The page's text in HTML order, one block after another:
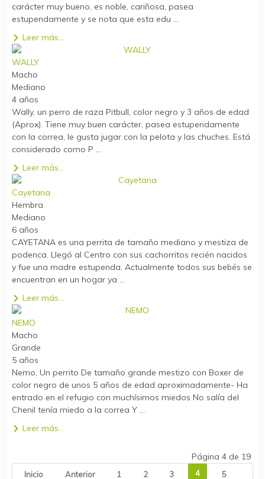
carácter muy bueno, es noble, cariñosa, pasea
estupendamente y se nota que esta edu ...
Leer más...
WALLY
Macho
Mediano
4 años
Wally, un perro de raza Pitbull, color negro y 3 años de edad
(Aprox). Tiene muy buen carácter, pasea estupendamente
con la correa, le gusta jugar con la pelota y las chuches. Está
considerado como P ...
Leer más...
Cayetana
Hembra
Mediano
6 años
CAYETANA es una perrita de tamaño mediano y mestiza de
podenca. Llegó al Centro con sus cachorritos recién nacidos
y fue una madre estupenda. Actualmente todos sus bebés se
encuentran en un hogar ya ...
Leer más...
NEMO
Macho
Grande
5 años
Nemo, Un perrito De tamaño grande mestizo con Boxer de
color negro de unos 5 años de edad aproximadamente- Ha
entrado en el refugio con muchísimos miedos No salía del
Chenil tenía miedo a la correa Y ...
Leer más...
Página 4 de 19
Inicio Anterior 1 2 3 4 5